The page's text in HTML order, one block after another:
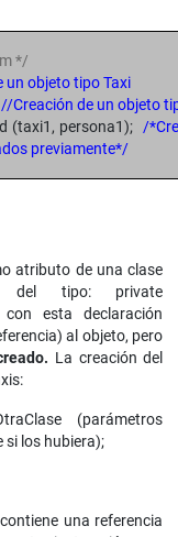
*/
un objeto tipo Taxi
//Creación de un objeto
(taxi1, persona1);
/
previamente*/
atributo de una clase
del tipo: private
con esta declaración
al objeto, pero
La creación del
(parámetros
si los hubiera);
una referencia